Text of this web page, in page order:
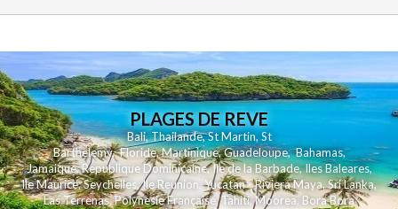
PLAGES DE REVE
Bali,Thailande,St Martin,St
Barthelemy,Floride,Martinique,Guadeloupe,Bahamas,
Jamaique,Republique Dominicaine,Ile de la Barbade,Iles Baleares,
Ile Maurice,Seychelles,Ile Reunion,Yucatan - Riviera Maya,Sri Lanka,
Las Terrenas,Polynesie Française,Tahiti,Moorea, Bora Bora